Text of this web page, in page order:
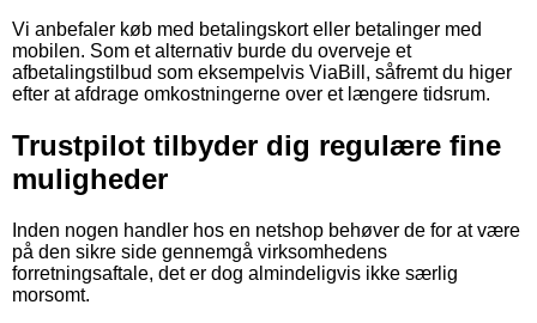
Vi anbefaler køb med betalingskort eller betalinger med
mobilen. Som et alternativ burde du overveje et
afbetalingstilbud som eksempelvis ViaBill, såfremt du higer
efter at afdrage omkostningerne over et længere tidsrum.
Trustpilot tilbyder dig regulære fine
muligheder
Inden nogen handler hos en netshop behøver de for at være
på den sikre side gennemgå virksomhedens
forretningsaftale, det er dog almindeligvis ikke særlig
morsomt.